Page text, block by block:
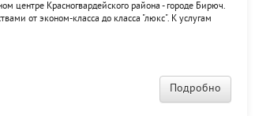
центре Красногвардейского района - городе Бирюч.
от эконом-класса до класса "люкс". К услугам
от гостиницы находятся несколько торговых
Подробно